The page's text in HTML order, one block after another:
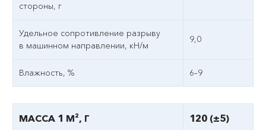
стороны, г
Удельное сопротивление разрыву
в машинном направлении, кН/м
9,0
Влажность, % 6–9
МАССА 1 М², Г 120 (±5)